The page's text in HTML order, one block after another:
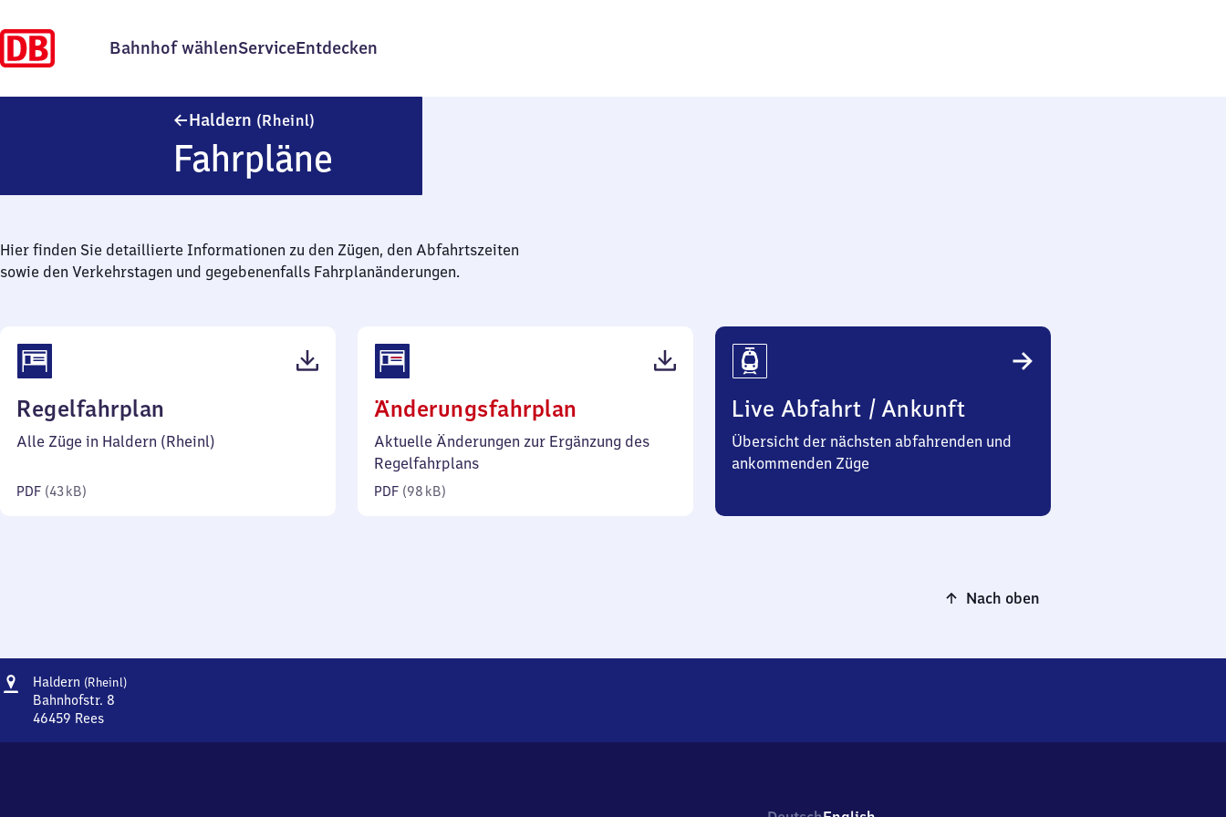
Bahnhof wählenServiceEntdecken
Haldern (Rheinl)
Fahrpläne
Hier finden Sie detaillierte Informationen zu den Zügen, den Abfahrtszeiten
sowie den Verkehrstagen und gegebenenfalls Fahrplanänderungen.
Regelfahrplan
43
Alle Züge in Haldern (Rheinl)
PDF (43 kB)
Änderungsfahrplan
98
Aktuelle Änderungen zur Ergänzung des
Regelfahrplans
PDF (98 kB)
Live Abfahrt / Ankunft
Übersicht der nächsten abfahrenden und
ankommenden Züge
Nach oben
Adresse
Haldern (Rheinl)Haldern
Bahnhofstr. 8
46459 Rees